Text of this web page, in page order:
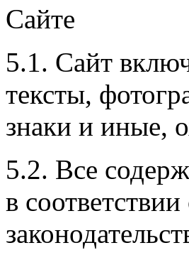
Сайте
5.1. Сайт
тексты,
знаки и иные,
5.2. Все
в